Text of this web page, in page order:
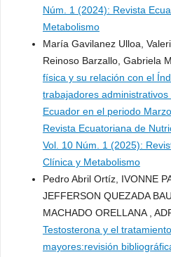
Núm. 1 (2024): Revista
Metabolismo
María Gavilanez Ulloa,
Reinoso Barzallo, Gabriela
física y su relación con el
trabajadores
Ecuador en el periodo
Revista Ecuatoriana de
Vol. 10 Núm. 1 (2025):
Clínica y Metabolismo
Pedro Abril Ortíz, IVONNE
JEFFERSON QUEZADA
MACHADO ORELLANA ,
Testosterona y el
mayores:revisión